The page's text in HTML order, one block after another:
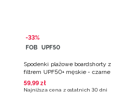
-33%
FOB UPF50
Spodenki plażowe boardshorty z
filtrem UPF50+ męskie - czarne
59,99 zł
Najniższa cena z ostatnich 30 dni